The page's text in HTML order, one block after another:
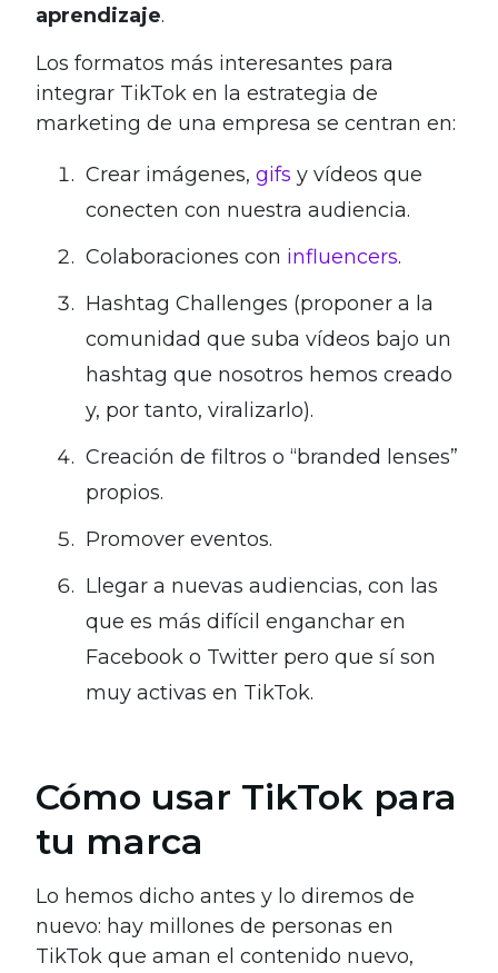
aprendizaje.
Los formatos más interesantes para
integrar TikTok en la estrategia de
marketing de una empresa se centran en:
Crear imágenes, gifs y vídeos que
conecten con nuestra audiencia.
Colaboraciones con influencers.
Hashtag Challenges (proponer a la
comunidad que suba vídeos bajo un
hashtag que nosotros hemos creado
y, por tanto, viralizarlo).
Creación de filtros o “branded lenses”
propios.
Promover eventos.
Llegar a nuevas audiencias, con las
que es más difícil enganchar en
Facebook o Twitter pero que sí son
muy activas en TikTok.
Cómo usar TikTok para
tu marca
Lo hemos dicho antes y lo diremos de
nuevo: hay millones de personas en
TikTok que aman el contenido nuevo,